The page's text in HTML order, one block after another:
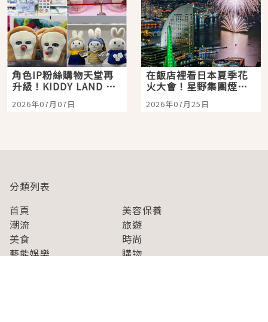
角色IP粉絲購物天堂再
升級！KIDDY LAND 原
宿店吉伊卡哇迎客，新
開幕 OMOKADO 店3分
2026年07月07日
在飯店裡看日本夏季花
火大會！星野集團煙火
景觀飯店6選，讓你不用
人擠人悠閒欣賞
2026年07月25日
分類列表
首頁
美容保養
潮流
旅遊
美食
時尚
藝能娛樂
購物